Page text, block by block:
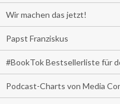
Wir machen das jetzt!
Papst Franziskus
#BookTok Bestsellerliste für
Podcast-Charts von Media